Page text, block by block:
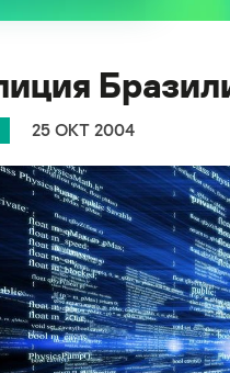
25 ОКТ 2004